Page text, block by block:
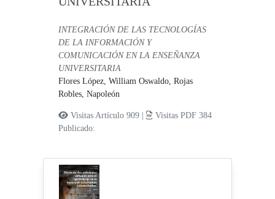
INTEGRACIÓN DE LAS TECNOLOGÍAS
DE LA INFORMACIÓN Y
COMUNICACIÓN EN LA ENSEÑANZA
UNIVERSITARIA
Flores López, William Oswaldo,Rojas
Robles, Napoleón
Visitas Artículo 909 |
Visitas PDF 384
Publicado: